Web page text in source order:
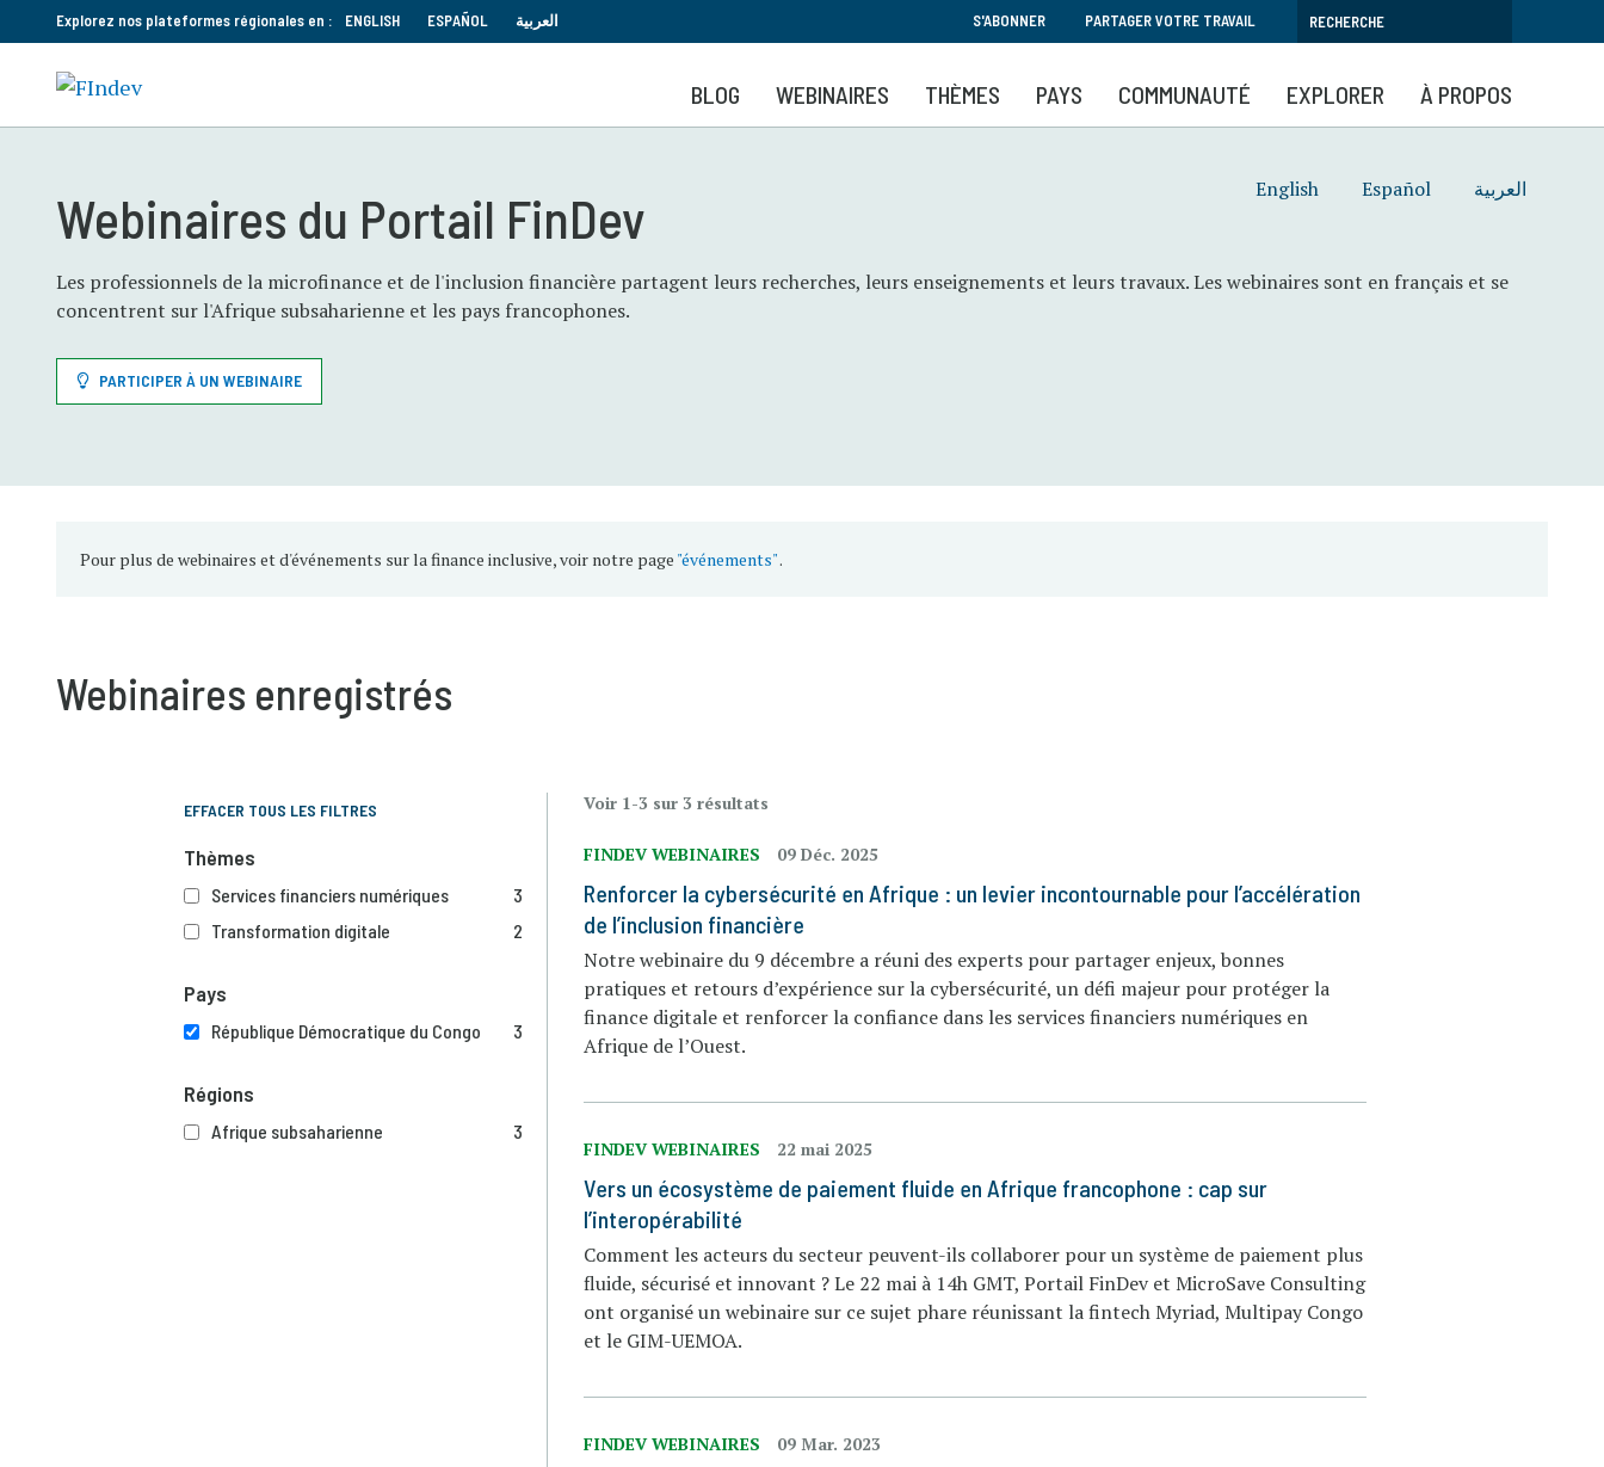
au
contenu
principal
Explorez nos plateformes régionales en : ENGLISH ESPAÑOL العربية S'ABONNER PARTAGER VOTRE TRAVAIL
BLOG WEBINAIRES THÈMES PAYS COMMUNAUTÉ EXPLORER À PROPOS
English Español العربية Webinaires du Portail FinDev
Les professionnels de la microfinance et de l'inclusion financière partagent leurs recherches, leurs enseignements et leurs travaux. Les webinaires sont en français et se
concentrent sur l'Afrique subsaharienne et les pays francophones.
PARTICIPER À UN WEBINAIRE
Pour plus de webinaires et d'événements sur la finance inclusive, voir notre page "événements".
Webinaires enregistrés
Voir 1-3 sur 3 résultats
FINDEV WEBINAIRES 09 Déc. 2025
Renforcer la cybersécurité en Afrique : un levier incontournable pour l’accélération
de l’inclusion financière
Notre webinaire du 9 décembre a réuni des experts pour partager enjeux, bonnes
pratiques et retours d’expérience sur la cybersécurité, un défi majeur pour protéger la
finance digitale et renforcer la confiance dans les services financiers numériques en
Afrique de l’Ouest.
FINDEV WEBINAIRES 22 mai 2025
Vers un écosystème de paiement fluide en Afrique francophone : cap sur
l’interopérabilité
Comment les acteurs du secteur peuvent-ils collaborer pour un système de paiement plus
fluide, sécurisé et innovant ? Le 22 mai à 14h GMT, Portail FinDev et MicroSave Consulting
ont organisé un webinaire sur ce sujet phare réunissant la fintech Myriad, Multipay Congo
et le GIM-UEMOA.
FINDEV WEBINAIRES 09 Mar. 2023
EFFACER TOUS LES FILTRES
Thèmes
Services financiers numériques
3
Transformation digitale
2
Pays
République Démocratique du Congo 3
Régions
Afrique subsaharienne 3